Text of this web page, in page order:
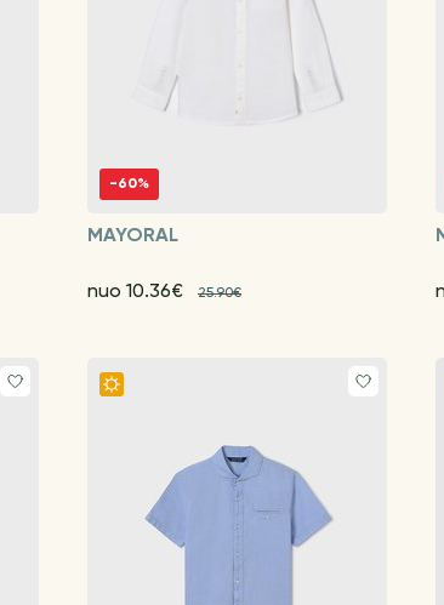
-60%
MAYORAL
nuo 10.36€ 25.90€